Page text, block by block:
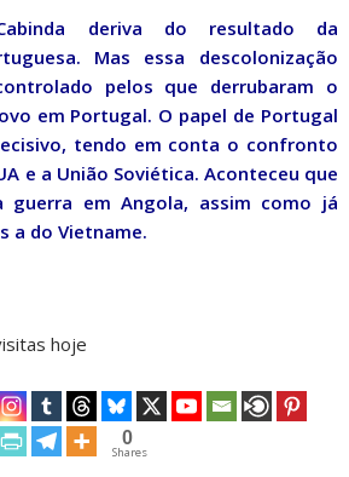
deriva do resultado da
Mas essa descolonização
pelos que derrubaram o
em Portugal. O papel de Portugal
tendo em conta o confronto
e a União Soviética. Aconteceu que
guerra em Angola, assim como já
a do Vietname.
hoje
0
Shares